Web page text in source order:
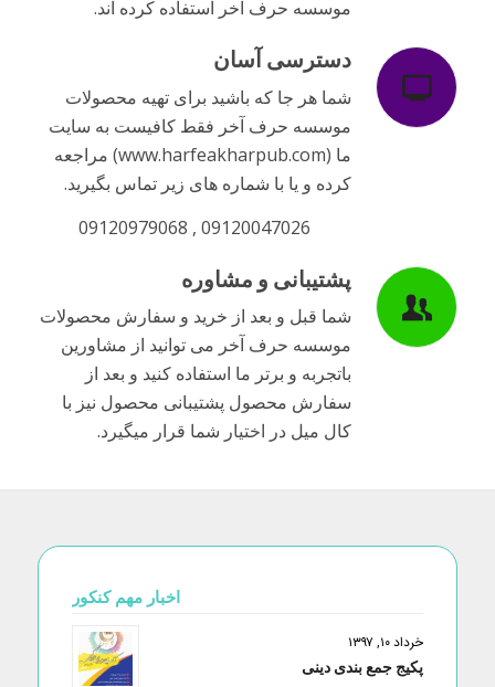
موسسه حرف آخر استفاده کرده اند.
دسترسی آسان
شما هر جا که باشید برای تهیه محصولات
موسسه حرف آخر فقط کافیست به سایت
ما (www.harfeakharpub.com) مراجعه
کرده و یا با شماره های زیر تماس بگیرید.
09120047026 , 09120979068
پشتیبانی و مشاوره
شما قبل و بعد از خرید و سفارش محصولات
موسسه حرف آخر می توانید از مشاورین
باتجربه و برتر ما استفاده کنید و بعد از
سفارش محصول پشتیبانی محصول نیز با
کال میل در اختیار شما قرار میگیرد.
اخبار مهم کنکور
خرداد ۱۰, ۱۳۹۷
پکیج جمع بندی دینی